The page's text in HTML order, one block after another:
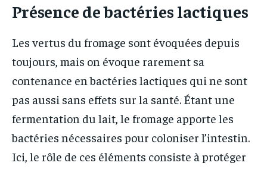
Présence de bactéries lactiques
Les vertus du fromage sont évoquées depuis
toujours, mais on évoque rarement sa
contenance en bactéries lactiques qui ne sont
pas aussi sans effets sur la santé. Étant une
fermentation du lait, le fromage apporte les
bactéries nécessaires pour coloniser l’intestin.
Ici, le rôle de ces éléments consiste à protéger